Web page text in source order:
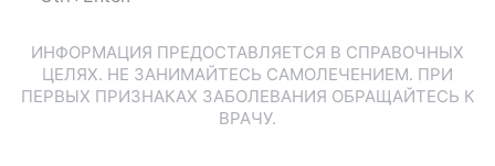
ИНФОРМАЦИЯ ПРЕДОСТАВЛЯЕТСЯ В СПРАВОЧНЫХ
ЦЕЛЯХ. НЕ ЗАНИМАЙТЕСЬ САМОЛЕЧЕНИЕМ. ПРИ
ПЕРВЫХ ПРИЗНАКАХ ЗАБОЛЕВАНИЯ ОБРАЩАЙТЕСЬ К
ВРАЧУ.